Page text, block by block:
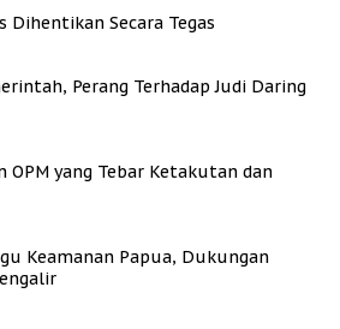
Dihentikan Secara Tegas
Perang Terhadap Judi Daring
OPM yang Tebar Ketakutan dan
Keamanan Papua, Dukungan